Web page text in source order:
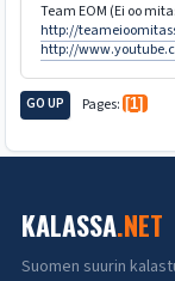
Team EOM (Ei oo
http://
http://
GO UP Pages 1
KALASSA.NET
Suomen suurin